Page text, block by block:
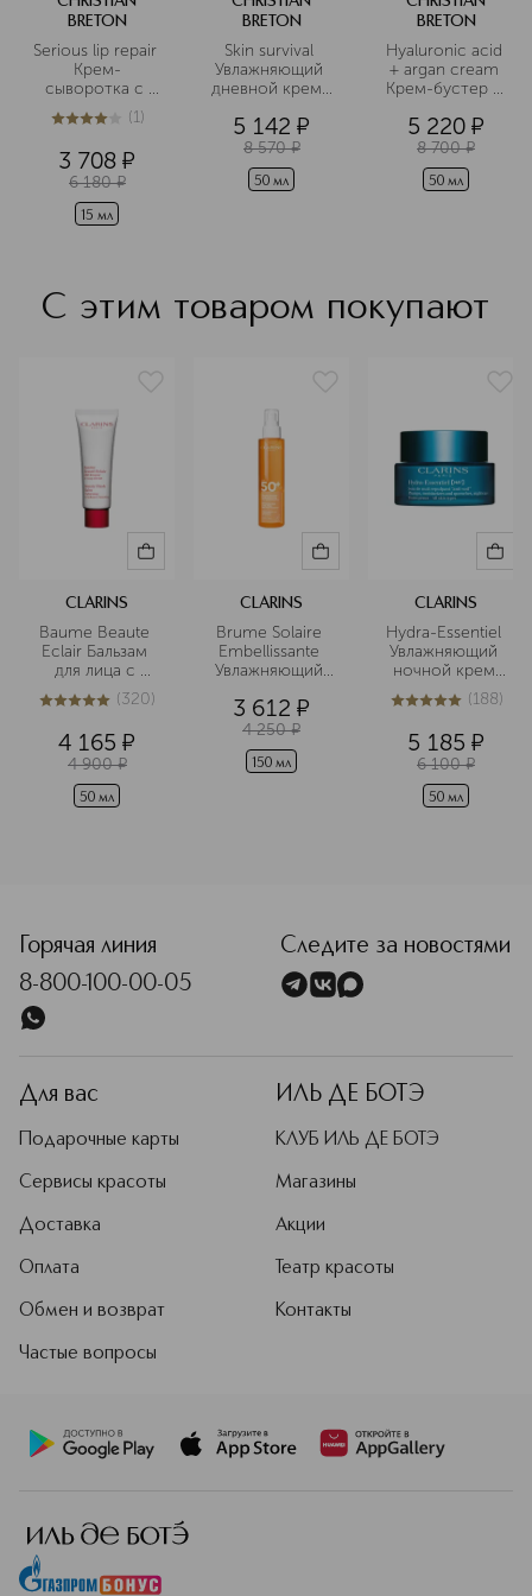
кожи, уменьшает количество и
глубину морщин, вызывает заметный
эффект подтяжки.
Подробнее
BRETON
Serious lip repair
Крем-
сыворотка с
растительным
комплексом
восстановления
кожи губ
4из 51 (1)
3 708 ¤
6 180 ¤
15 мл
BRETON
Skin survival
Увлажняющий
дневной крем,
баланс
5 142 ¤
8 570 ¤
50 мл
BRETON
Hyaluronic acid
+ argan cream
Крем-бустер с
кислотой и
аргановым
маслом
5 220 ¤
8 700 ¤
50 мл
С этим товаром покупают
CLARINS
Baume Beaute
Eclair Бальзам
для лица с
эффектом
лифтинга и
5из 5320 (320)
4 165 ¤
4 900 ¤
50 мл
CLARINS
Brume Solaire
Embellissante
Увлажняющий
спрей для тела
SPF 50+
3 612 ¤
4 250 ¤
150 мл
CLARINS
Hydra-Essentiel
Увлажняющий
ночной крем
для любого
типа кожи
5из 5188 (188)
5 185 ¤
6 100 ¤
50 мл
Горячая линия
8-800-100-00-05
Следите за новостями
Для вас
Подарочные карты
Сервисы красоты
Доставка
Оплата
Обмен и возврат
Частые вопросы
ИЛЬ ДЕ БОТЭ
КЛУБ ИЛЬ ДЕ БОТЭ
Магазины
Акции
Театр красоты
Контакты